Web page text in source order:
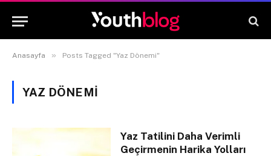
Anasayfa » Posts Tagged "Yaz Dönemi"
YAZ DÖNEMI
Yaz Tatilini Daha Verimli
Geçirmenin Harika Yolları